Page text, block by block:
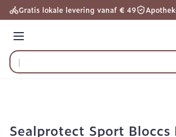
Ga naar de inhoud
Gratis lokale levering vanaf € 49
Menu
Product, merk, categorie...
Sealprotect Sport Bloccs